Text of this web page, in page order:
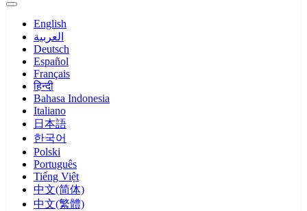
English
العربية
Deutsch
Español
Français
हिन्दी
Bahasa Indonesia
Italiano
日本語
한국어
Polski
Português
Tiếng Việt
中文(简体)
中文(繁體)